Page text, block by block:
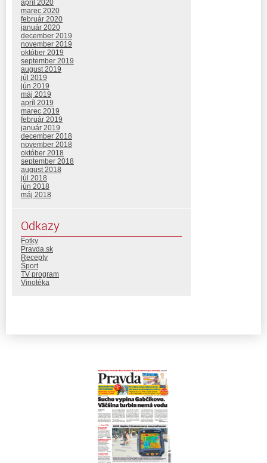
apríl 2020
marec 2020
február 2020
január 2020
december 2019
november 2019
október 2019
september 2019
august 2019
júl 2019
jún 2019
máj 2019
apríl 2019
marec 2019
február 2019
január 2019
december 2018
november 2018
október 2018
september 2018
august 2018
júl 2018
jún 2018
máj 2018
Odkazy
Fotky
Pravda.sk
Recepty
Šport
TV program
Vinotéka